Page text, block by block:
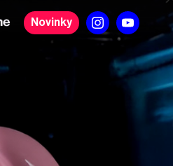
Novinky